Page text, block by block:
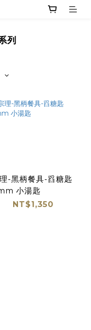
列
-黑柄餐具-舀糖匙
小湯匙
NT$1,350